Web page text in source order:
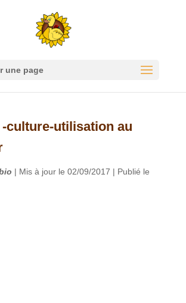
une page
culture-utilisation au
| Mis à jour le 02/09/2017 | Publié le